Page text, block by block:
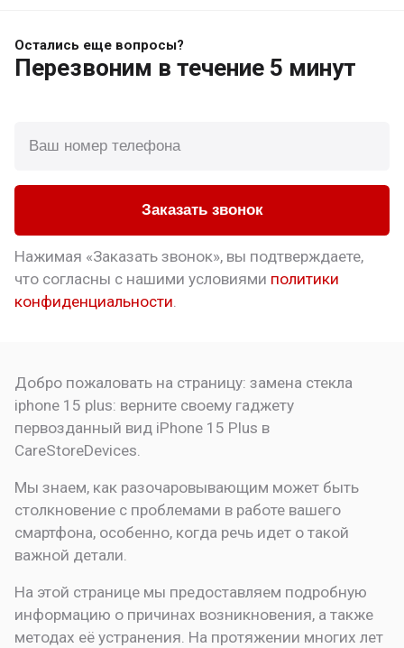
Остались еще вопросы?
Перезвоним в течение 5 минут
Заказать звонок
Нажимая «Заказать звонок», вы подтверждаете,
что согласны с нашими условиями политики
конфиденциальности
Добро пожаловать на страницу:замена стекла
iphone 15 plus: верните своему гаджету
первозданный вид iPhone 15 Plus в
CareStoreDevices.
Мы знаем, как разочаровывающим может быть
столкновение с проблемами в работе вашего
смартфона, особенно, когда речь идет о такой
важной детали.
На этой странице мы предоставляем подробную
информацию о причинах возникновения, а также
методах её устранения. На протяжении многих лет